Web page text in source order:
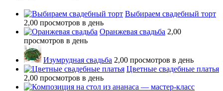
Выбираем свадебный торт
2,00 просмотров в день
Оранжевая свадьба 2,00
просмотров в день
Изумрудная свадьба 2,00 просмотров в день
Цветные свадебные платья
2,00 просмотров в день